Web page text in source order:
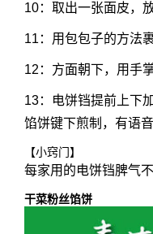
10：取出一张面皮，
11：用包包子的方法
12：方面朝下，用手
13：电饼铛提前上下
馅饼键下煎制，有语
【小窍门】
每家用的电饼铛脾气
干菜粉丝馅饼